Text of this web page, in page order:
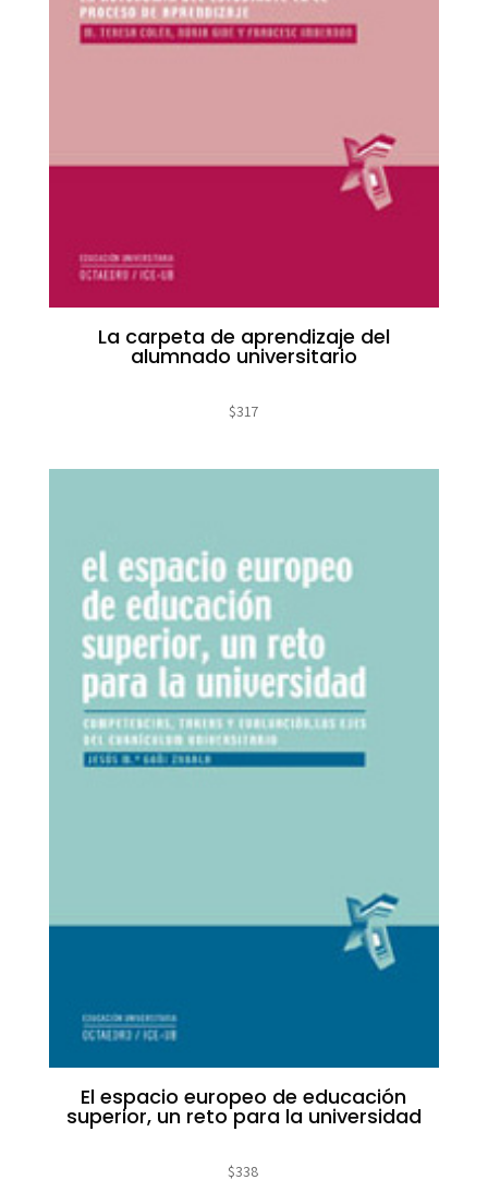
La carpeta de aprendizaje del
alumnado universitario
$317
El espacio europeo de educación
superior, un reto para la universidad
$338